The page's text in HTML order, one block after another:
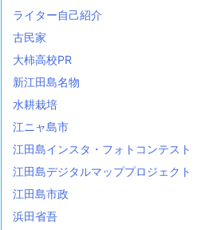
ライター自己紹介
古民家
大柿高校PR
新江田島名物
水耕栽培
江ニャ島市
江田島インスタ・フォトコンテスト
江田島デジタルマッププロジェクト
江田島市政
浜田省吾